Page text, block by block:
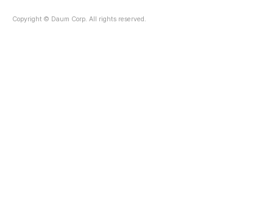
Copyright © Daum Corp. All rights reserved.